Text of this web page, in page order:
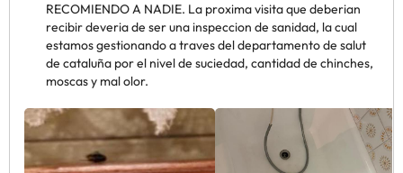
RECOMIENDO A NADIE. La proxima visita que deberian
recibir deveria de ser una inspeccion de sanidad, la cual
estamos gestionando a traves del departamento de salut
de cataluña por el nivel de suciedad, cantidad de chinches,
moscas y mal olor.